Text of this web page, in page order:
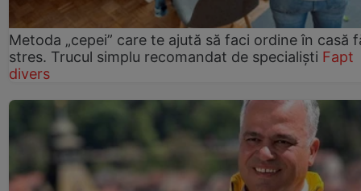
Metoda „cepei” care te ajută să faci ordine în casă
stres. Trucul simplu recomandat de specialiști Fapt
divers